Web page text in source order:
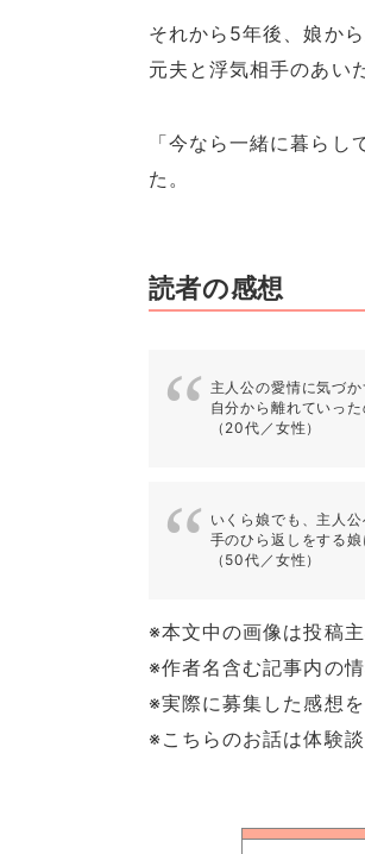
それから5年後、娘から
元夫と浮気相手のあい
「今なら一緒に暮ら
た。
読者の感想
主人公の愛情に気づ
自分から離れていっ
（20代／女性）
いくら娘でも、主人
手のひら返しをする娘
（50代／女性）
※本文中の画像は投稿
※作者名含む記事内の
※実際に募集した感想
※こちらのお話は体験